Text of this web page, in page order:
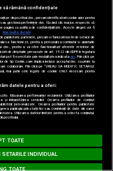
în România?
Whatever
să rămână confidențiale
pe dispozitivul dvs., precum identificatorii cookie unici pentru
gestiona preferințele dvs. făcând clic mai jos, respectiv vă
pagina cu politica de confidențialitate. Aceste alegeri vor fi
Mai multe detalii
publicitate partenere, precum si furnizorii nostri de servicii de
sa functioneze, pentru a personaliza continutul si anunturile
dvs., pentru a va oferi functionalitati aferente retelelor de
de drepturile prevazute de art. 15-22 din GDPR in legatura
pot fi exercitate prin modalitatea indicataaici . Prin click pe
de tip Cookie, care implica inclusiv acceptul dvs. cu privire la
colaboram. Prin click pe “VREAU SA MODIFIC SETARILE
mai putin cele legate de cookie strict necesare pentru
datele pentru a oferi:
Măsurarea performanței reclamelor. Utilizarea profilurilor
și îmbunătățirea serviciilor. Crearea profilurilor de conținut
personalizate. Crearea profilurilor pentru publicitate
publicului prin statistici sau combinații de date din surse
Utilizarea datelor limitate pentru a selecta conținutul.
TOATE
TOATE
INDIVIDUAL